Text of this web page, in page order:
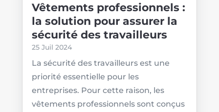
Vêtements professionnels :
la solution pour assurer la
sécurité des travailleurs
25 Juil 2024
La sécurité des travailleurs est une
priorité essentielle pour les
entreprises. Pour cette raison, les
vêtements professionnels sont conçus